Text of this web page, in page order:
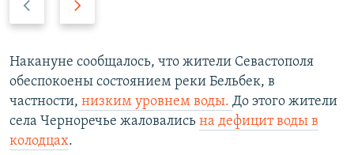
д
ы
д
у
щ
д
у
ю
щ
и
Накануне сообщалось, что жители Севастополя
обеспокоены состоянием реки Бельбек, в
частности, низким уровнем воды. До этого жители
села Черноречье жаловались на дефицит воды в
колодцах.